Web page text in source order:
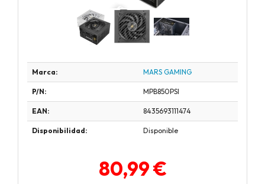
Marca: MARS GAMING
P/N: MPB850PSI
EAN: 8435693111474
Disponibilidad: Disponible
80,99 €